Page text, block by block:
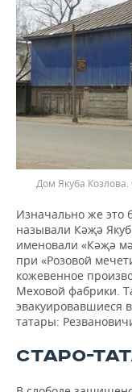
Дом Якуба Козлова.
Изначально же это
называли Кәҗә
именовали «Кәҗә
при «Розовой
кожевенное
Меховой фабрики.
эвакуировавшиеся
татары:
СТАРО-